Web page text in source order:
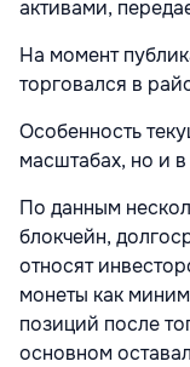
активами,
На момент
торговался в
Особенность
масштабах, но и
По данным
блокчейн,
относят
монеты как
позиций после
основном